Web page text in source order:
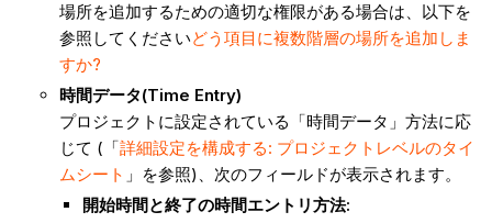
場所を追加するための適切な権限がある場合は、以下を
参照してくださいどう 項目に複数階層の場所を追加しま
すか?
時間データ(Time Entry)
プロジェクトに設定されている「時間データ」方法に応
じて (「詳細設定を構成する: プロジェクトレベルのタイ
ムシート 」を参照)、次のフィールドが表示されます。
開始時間と終了の時間エントリ方法: